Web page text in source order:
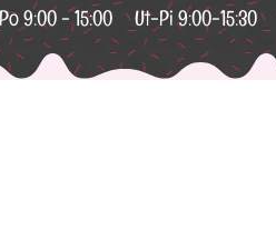
Po 9:00 - 15:00 Ut-Pi 9:00-15:30